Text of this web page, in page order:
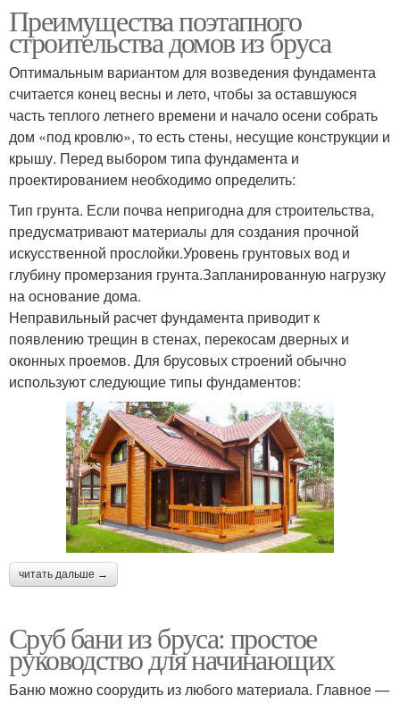
Преимущества поэтапного
строительства домов из бруса
Оптимальным вариантом для возведения фундамента
считается конец весны и лето, чтобы за оставшуюся
часть теплого летнего времени и начало осени собрать
дом «под кровлю», то есть стены, несущие конструкции и
крышу. Перед выбором типа фундамента и
проектированием необходимо определить:
Тип грунта. Если почва непригодна для строительства,
предусматривают материалы для создания прочной
искусственной прослойки.Уровень грунтовых вод и
глубину промерзания грунта.Запланированную нагрузку
на основание дома.
Неправильный расчет фундамента приводит к
появлению трещин в стенах, перекосам дверных и
оконных проемов. Для брусовых строений обычно
используют следующие типы фундаментов:
читать дальше →
Сруб бани из бруса: простое
руководство для начинающих
Баню можно соорудить из любого материала. Главное —